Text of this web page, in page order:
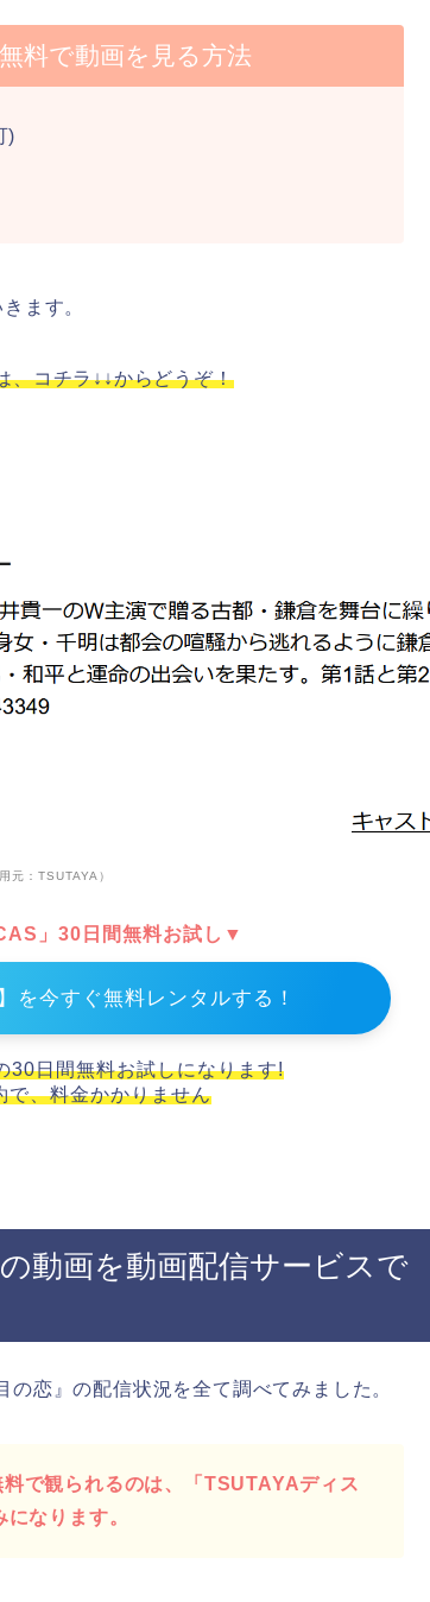
料で動画を見る方法
)
ます。
、コチラ↓↓からどうぞ！
元：TSUTAYA）
」30日間無料お試し▼
を今すぐ無料レンタルする！
日間無料お試しになります!
、料金かかりません
動画を動画配信サービスで
恋』の配信状況を全て調べてみました。
で観られるのは、「TSUTAYAディス
なります。